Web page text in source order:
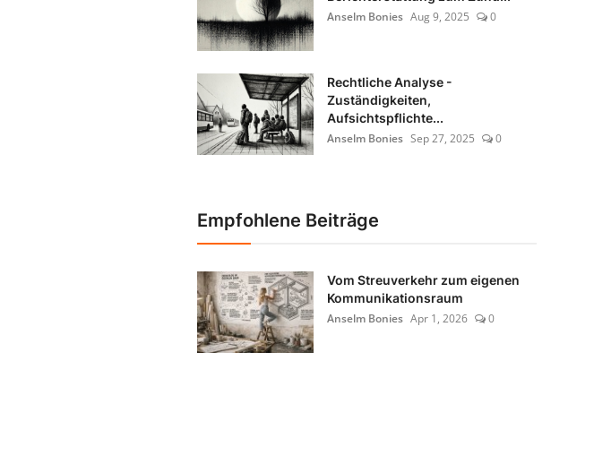
Anselm Bonies Aug 9, 2025 0
Rechtliche Analyse -
Zuständigkeiten,
Aufsichtspflichte...
Anselm Bonies Sep 27, 2025 0
Empfohlene Beiträge
Vom Streuverkehr zum eigenen
Kommunikationsraum
Anselm Bonies Apr 1, 2026 0